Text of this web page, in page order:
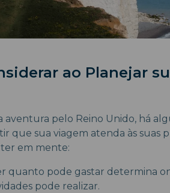
ao Planejar
aventura pelo Reino Unido, há
que sua viagem atenda às suas
em mente:
quanto pode gastar determina
pode realizar.